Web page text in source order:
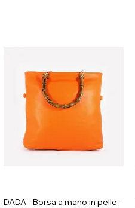
DADA - Borsa a mano in pelle -